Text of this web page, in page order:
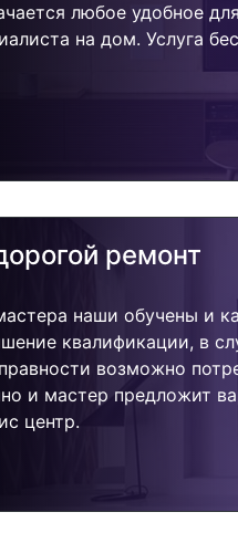
любое удобное
на дом. Услуга
ремонт
наши обучены и
квалификации, в
возможно
и мастер предложит
центр.